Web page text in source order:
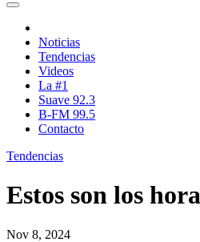
Noticias
Tendencias
Videos
La #1
Suave 92.3
B-FM 99.5
Contacto
Tendencias
Estos son los
Nov 8, 2024